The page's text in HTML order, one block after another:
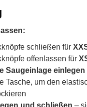
schließen für
offenlassen für
Saugeinlage einlegen
Tasche, um den